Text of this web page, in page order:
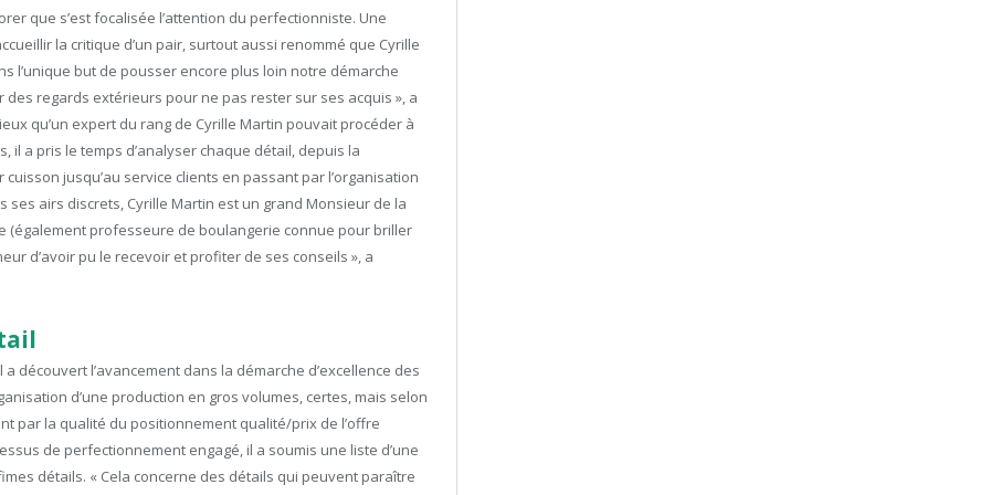
que s’est focalisée l’attention du perfectionniste. Une
la critique d’un pair, surtout aussi renommé que Cyrille
l’unique but de pousser encore plus loin notre démarche
regards extérieurs pour ne pas rester sur ses acquis », a
qu’un expert du rang de Cyrille Martin pouvait procéder à
il a pris le temps d’analyser chaque détail, depuis la
jusqu’au service clients en passant par l’organisation
airs discrets, Cyrille Martin est un grand Monsieur de la
(également professeure de boulangerie connue pour briller
d’avoir pu le recevoir et profiter de ses conseils », a
découvert l’avancement dans la démarche d’excellence des
d’une production en gros volumes, certes, mais selon
par la qualité du positionnement qualité/prix de l’offre
de perfectionnement engagé, il a soumis une liste d’une
détails. « Cela concerne des détails qui peuvent paraître